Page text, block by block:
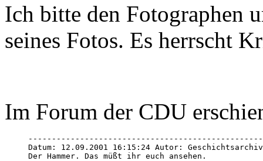
Ich bitte den Fotographen
seines Fotos. Es herrscht
Im Forum der CDU
Datum: 12.09.2001 16:15:24 Autor:
Der Hammer. Das müßt ihr euch ansehen.